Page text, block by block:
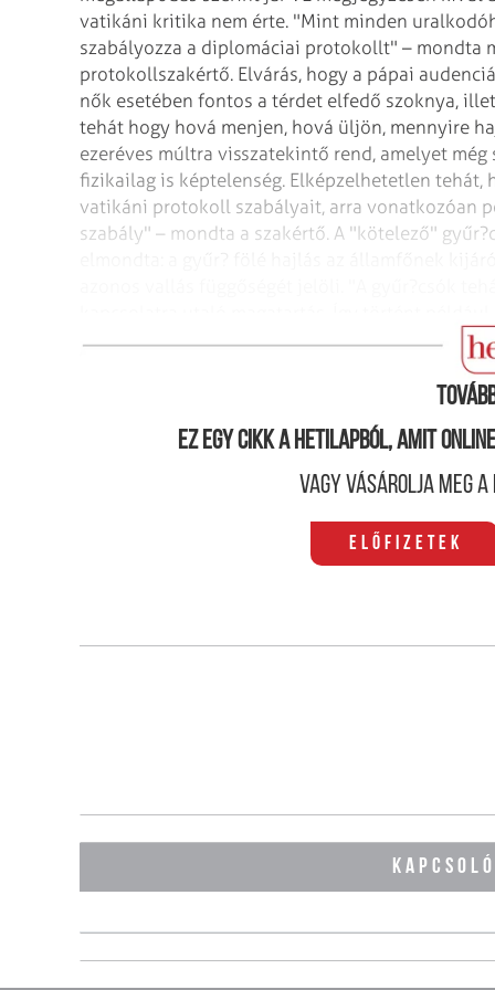
vatikáni kritika nem érte. "Mint minden
szabályozza a diplomáciai protokollt" – mondta
protokollszakértő. Elvárás, hogy a pápai
nők esetében fontos a térdet elfedő szoknya,
tehát hogy hová menjen, hová üljön, mennyire
ezeréves múltra visszatekintő rend, amelyet
fizikailag is képtelenség. Elképzelhetetlen
vatikáni protokoll szabályait, arra vonatkozóan
szabály" – mondta a szakértő. A "kötelező"
csókolta meg a pápa gyűrűjét, csupán
Ez egy cikk a hetilapból, amit
Vagy vásárolja meg
Előfizetek